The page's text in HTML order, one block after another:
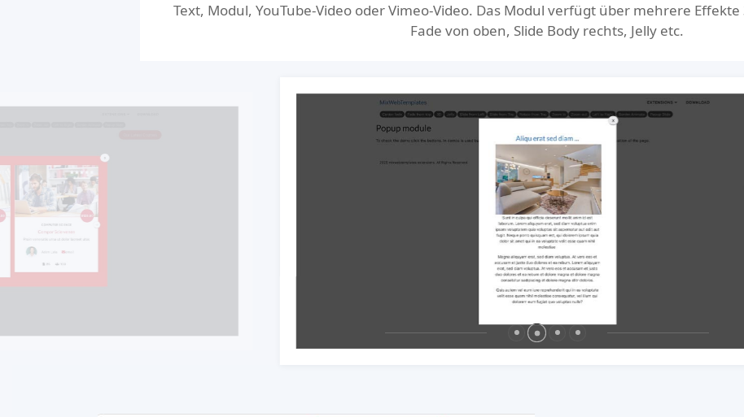
Text, Modul, YouTube-Video oder Vimeo-Video. Das Modul verfügt über mehrere
Fade von oben, Slide Body rechts, Jelly etc.